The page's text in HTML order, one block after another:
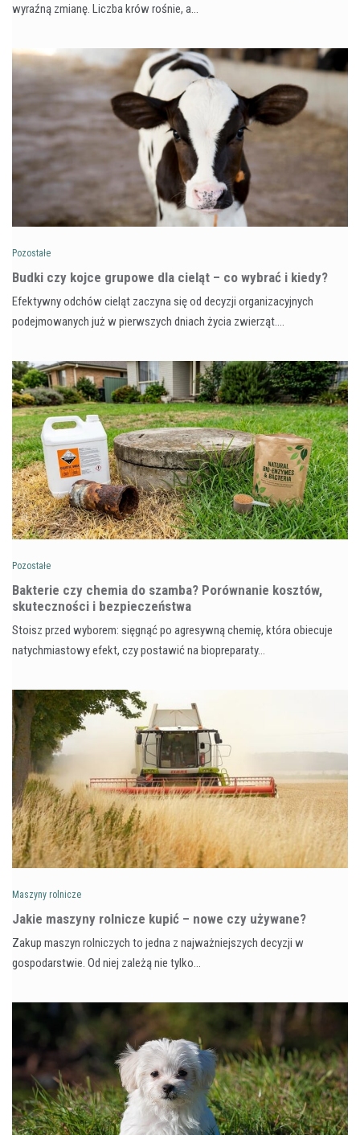
wyraźną zmianę. Liczba krów rośnie, a…
Pozostałe
Budki czy kojce grupowe dla cieląt – co wybrać i kiedy?
Efektywny odchów cieląt zaczyna się od decyzji organizacyjnych
podejmowanych już w pierwszych dniach życia zwierząt.…
Pozostałe
Bakterie czy chemia do szamba? Porównanie kosztów,
skuteczności i bezpieczeństwa
Stoisz przed wyborem: sięgnąć po agresywną chemię, która obiecuje
natychmiastowy efekt, czy postawić na biopreparaty…
Maszyny rolnicze
Jakie maszyny rolnicze kupić – nowe czy używane?
Zakup maszyn rolniczych to jedna z najważniejszych decyzji w
gospodarstwie. Od niej zależą nie tylko…